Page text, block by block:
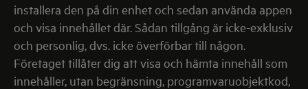
installera den på din enhet och sedan använda appen
och visa innehållet där. Sådan tillgång är icke-exklusiv
och personlig, dvs. icke överförbar till någon.
Företaget tillåter dig att visa och hämta innehåll som
innehåller, utan begränsning, programvaruobjektkod,